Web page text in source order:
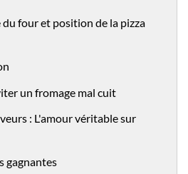
du four et position de la pizza
un fromage mal cuit
: L'amour véritable sur
gagnantes